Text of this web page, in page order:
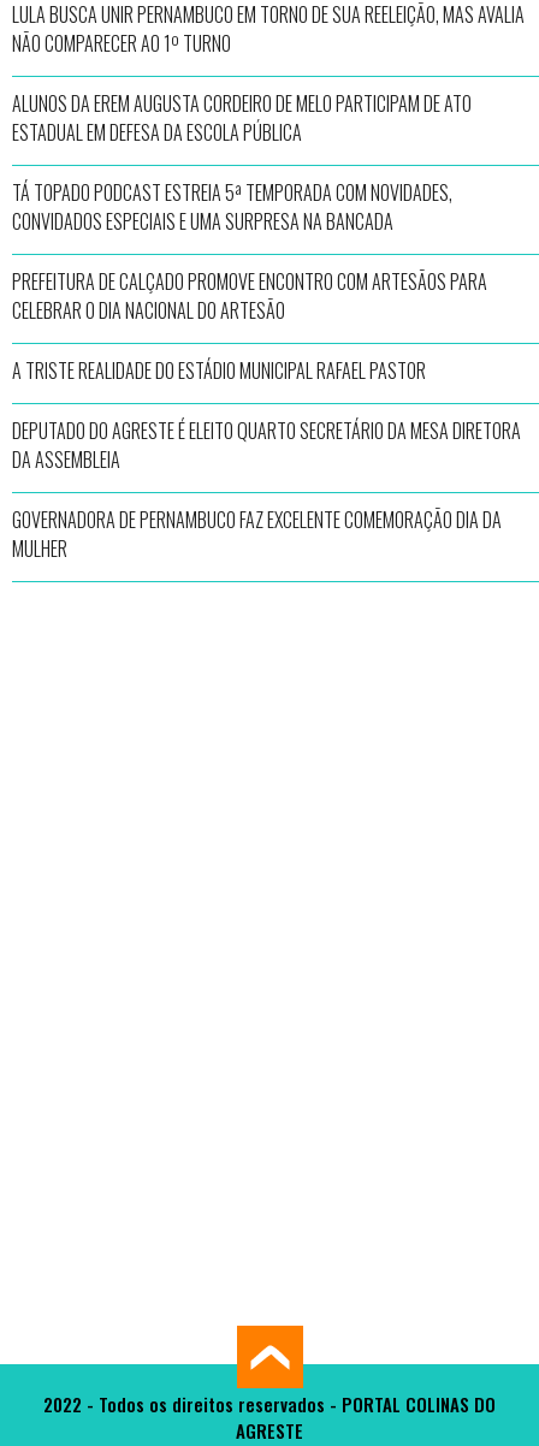
LULA BUSCA UNIR PERNAMBUCO EM TORNO DE SUA REELEIÇÃO, MAS AVALIA
NÃO COMPARECER AO 1º TURNO
ALUNOS DA EREM AUGUSTA CORDEIRO DE MELO PARTICIPAM DE ATO
ESTADUAL EM DEFESA DA ESCOLA PÚBLICA
TÁ TOPADO PODCAST ESTREIA 5ª TEMPORADA COM NOVIDADES,
CONVIDADOS ESPECIAIS E UMA SURPRESA NA BANCADA
PREFEITURA DE CALÇADO PROMOVE ENCONTRO COM ARTESÃOS PARA
CELEBRAR O DIA NACIONAL DO ARTESÃO
A TRISTE REALIDADE DO ESTÁDIO MUNICIPAL RAFAEL PASTOR
DEPUTADO DO AGRESTE É ELEITO QUARTO SECRETÁRIO DA MESA DIRETORA
DA ASSEMBLEIA
GOVERNADORA DE PERNAMBUCO FAZ EXCELENTE COMEMORAÇÃO DIA DA
MULHER
2022 - Todos os direitos reservados - PORTAL COLINAS DO
AGRESTE